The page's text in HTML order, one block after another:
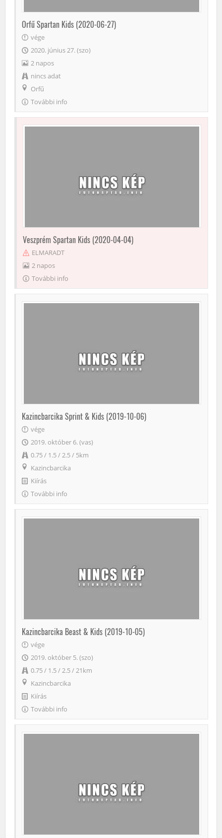
Orfű Spartan Kids (2020-06-27)
vége
2020. június 27. (szo)
2 napos
nincs adat
Orfű
További info
Veszprém Spartan Kids (2020-04-04)
ELMARADT
2 napos
További info
Kazincbarcika Sprint & Kids (2019-10-06)
vége
2019. október 6. (vas)
0.75 / 1.5 / 2.5 / 5km
Kazincbarcika
Kiírás
További info
Kazincbarcika Beast & Kids (2019-10-05)
vége
2019. október 5. (szo)
0.75 / 1.5 / 2.5 / 21km
Kazincbarcika
Kiírás
További info